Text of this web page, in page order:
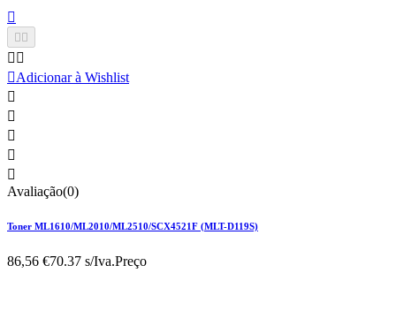


 
Adicionar à Wishlist





Avaliação(0)
Toner ML1610/ML2010/ML2510/SCX4521F (MLT-D119S)
86,56 €70.37 s/Iva.Preço